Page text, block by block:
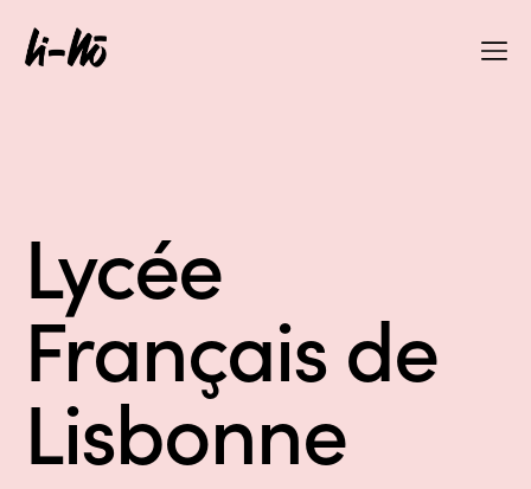
Lycée
Français de
Lisbonne